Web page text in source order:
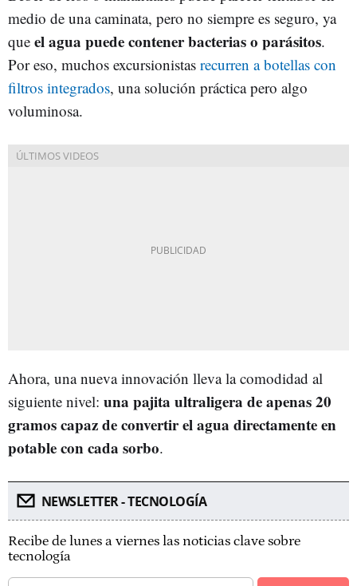
medio de una caminata, pero no siempre es seguro, ya
que el agua puede contener bacterias o parásitos.
Por eso, muchos excursionistas recurren a botellas con
filtros integrados, una solución práctica pero algo
voluminosa.
Ahora, una nueva innovación lleva la comodidad al
siguiente nivel: una pajita ultraligera de apenas 20
gramos capaz de convertir el agua directamente en
potable con cada sorbo.
NEWSLETTER - TECNOLOGÍA
Recibe de lunes a viernes las noticias clave sobre
tecnología